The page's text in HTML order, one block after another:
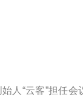
人“云客”担任会